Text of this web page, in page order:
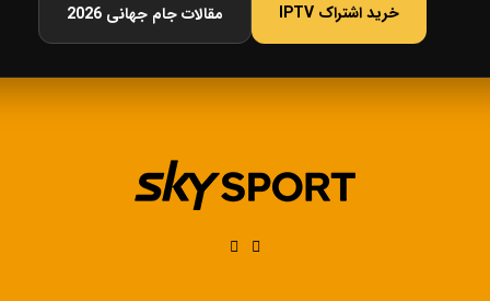
خرید اشتراک IPTV مقالات جام جهانی 2026